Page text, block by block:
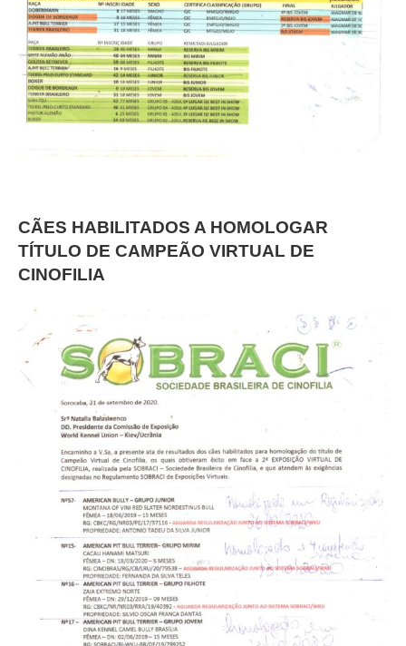
CÃES HABILITADOS A HOMOLOGAR
TÍTULO DE CAMPEÃO VIRTUAL DE
CINOFILIA